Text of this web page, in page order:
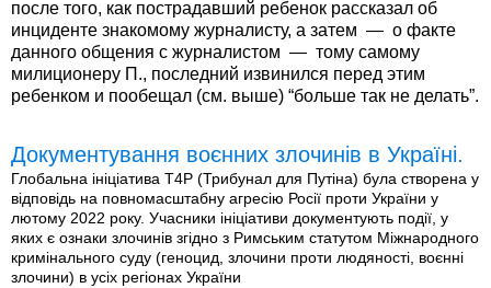
после того, как пострадавший ребенок рассказал об
инциденте знакомому журналисту, а затем — о факте
данного общения с журналистом — тому самому
милиционеру П., последний извинился перед этим
ребенком и пообещал (см. выше) “больше так не делать”.
Документування воєнних злочинів в Україні.
Глобальна ініціатива T4P (Трибунал для Путіна) була створена у
відповідь на повномасштабну агресію Росії проти України у
лютому 2022 року. Учасники ініціативи документують події, у
яких є ознаки злочинів згідно з Римським статутом Міжнародного
кримінального суду (геноцид, злочини проти людяності, воєнні
злочини) в усіх регіонах України